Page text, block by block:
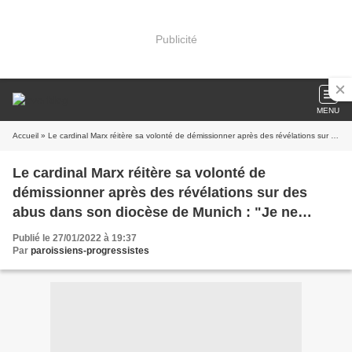
Publicité
MENU
Accueil » Le cardinal Marx réitère sa volonté de démissionner après des révélations sur des abus dans son diocèse de Munich : "Je ne m'accroche pas au poste"
Le cardinal Marx réitère sa volonté de
démissionner après des révélations sur des
abus dans son diocèse de Munich : "Je ne
m'accroche pas au poste"
Publié le 27/01/2022 à 19:37
Par paroissiens-progressistes